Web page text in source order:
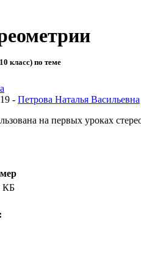
класс) по теме
- Петрова Наталья Васильевна
на первых уроках
КБ